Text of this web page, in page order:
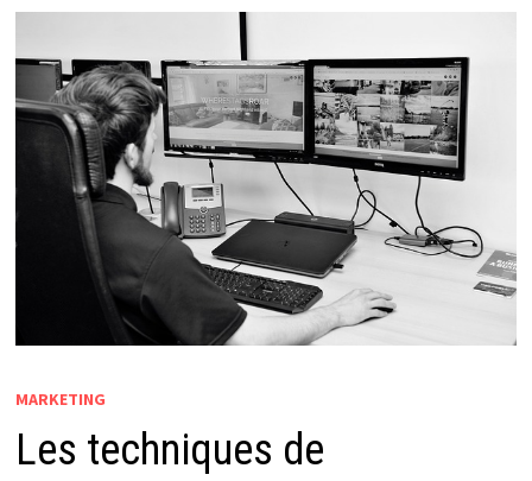
MARKETING
Les techniques de